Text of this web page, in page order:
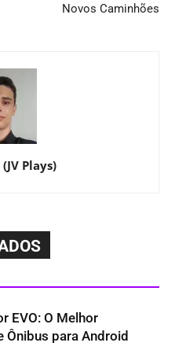
Novos Caminhões
Plays)
EVO: O Melhor
Ônibus para Android